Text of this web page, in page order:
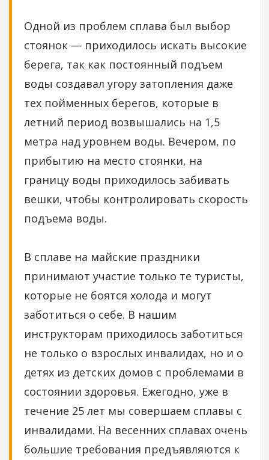
Одной из проблем сплава был выбор
стоянок — приходилось искать высокие
берега, так как постоянный подъем
воды создавал угору затопления даже
тех пойменных берегов, которые в
летний период возвышались на 1,5
метра над уровнем воды. Вечером, по
прибытию на место стоянки, на
границу воды приходилось забивать
вешки, чтобы контролировать скорость
подъема воды.
В сплаве на майские праздники
принимают участие только те туристы,
которые не боятся холода и могут
заботиться о себе. В нашим
инструкторам приходилось заботиться
не только о взрослых инвалидах, но и о
детях из детских домов с проблемами в
состоянии здоровья. Ежегодно, уже в
течение 25 лет мы совершаем сплавы с
инвалидами. На весенних сплавах очень
большие требования предъявляются к